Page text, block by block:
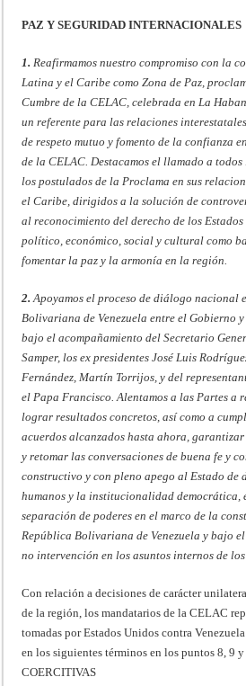
PAZ Y SEGURIDAD INTERNACIONALES
1. Reafirmamos nuestro compromiso con la
Latina y el Caribe como Zona de Paz,
Cumbre de la CELAC, celebrada en La
un referente para las relaciones
de respeto mutuo y fomento de la confianza
de la CELAC. Destacamos el llamado a todos
los postulados de la Proclama en sus
el Caribe, dirigidos a la solución de
al reconocimiento del derecho de los
político, económico, social y cultural como
fomentar la paz y la armonía en la región.
2. Apoyamos el proceso de diálogo nacional
Bolivariana de Venezuela entre el Gobierno
bajo el acompañamiento del Secretario
Samper, los ex presidentes José Luis
Fernández, Martín Torrijos, y del
el Papa Francisco. Alentamos a las Partes a
lograr resultados concretos, así como a
acuerdos alcanzados hasta ahora,
y retomar las conversaciones de buena fe y
constructivo y con pleno apego al Estado de
humanos y la institucionalidad democrática,
separación de poderes en el marco de la
República Bolivariana de Venezuela y bajo
no intervención en los asuntos internos de
Con relación a decisiones de carácter
de la región, los mandatarios de la CELAC
tomadas por Estados Unidos contra
en los siguientes términos en los puntos 8, 9
COERCITIVAS